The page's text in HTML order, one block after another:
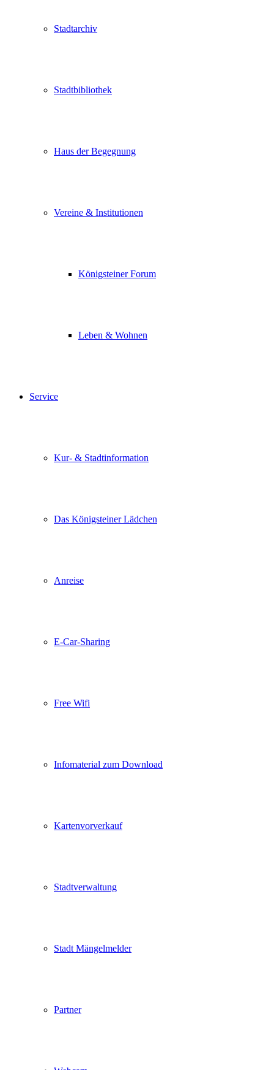
Stadtarchiv
Stadtbibliothek
Haus der Begegnung
Vereine & Institutionen
Königsteiner Forum
Leben & Wohnen
Service
Kur- & Stadtinformation
Das Königsteiner Lädchen
Anreise
E-Car-Sharing
Free Wifi
Infomaterial zum Download
Kartenvorverkauf
Stadtverwaltung
Stadt Mängelmelder
Partner